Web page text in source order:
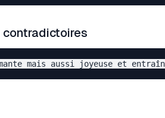
contradictoires